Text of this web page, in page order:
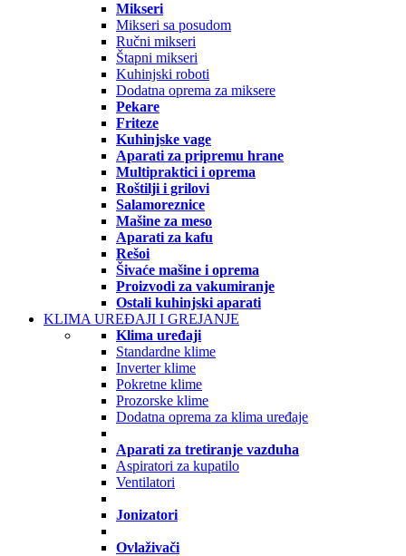
Mikseri
Mikseri sa posudom
Ručni mikseri
Štapni mikseri
Kuhinjski roboti
Dodatna oprema za miksere
Pekare
Friteze
Kuhinjske vage
Aparati za pripremu hrane
Multipraktici i oprema
Roštilji i grilovi
Salamoreznice
Mašine za meso
Aparati za kafu
Rešoi
Šivaće mašine i oprema
Proizvodi za vakumiranje
Ostali kuhinjski aparati
KLIMA UREĐAJI I GREJANJE
Klima uređaji
Standardne klime
Inverter klime
Pokretne klime
Prozorske klime
Dodatna oprema za klima uređaje
Aparati za tretiranje vazduha
Aspiratori za kupatilo
Ventilatori
Jonizatori
Ovlaživači